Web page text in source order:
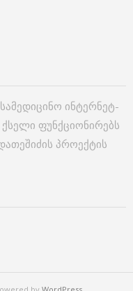
ინტერნეტ-
ფუნქციონირებს
პროექტის